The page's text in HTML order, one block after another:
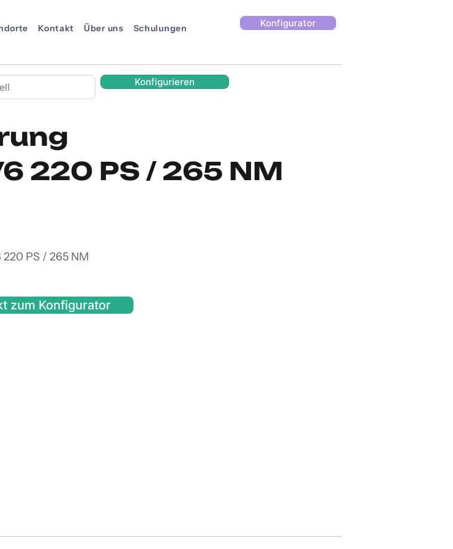
Kontakt Über uns Schulungen Konfigurator
Konfigurieren
220 PS / 265 NM
PS / 265 NM
zum Konfigurator